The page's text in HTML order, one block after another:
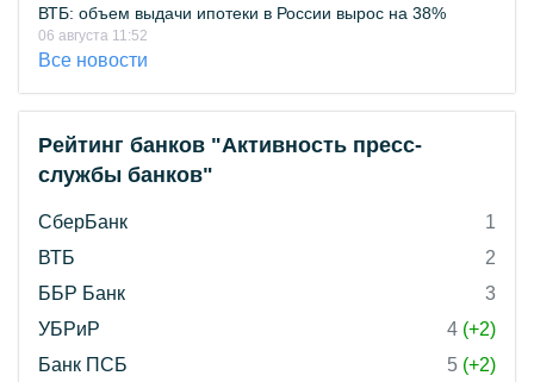
ВТБ: объем выдачи ипотеки в России вырос на 38%
06 августа 11:52
Все новости
Рейтинг банков "Активность пресс-
службы банков"
СберБанк
1
ВТБ
2
ББР Банк
3
УБРиР
4 (+2)
Банк ПСБ
5 (+2)